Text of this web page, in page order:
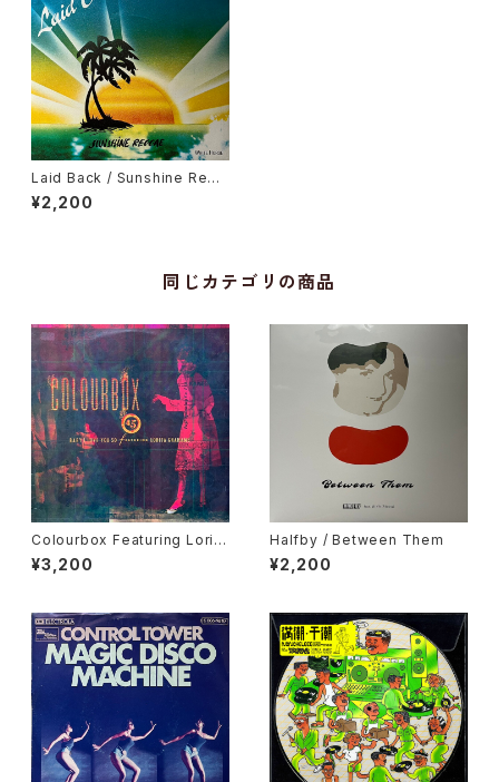
Laid Back / Sunshine Regg
ae
¥2,200
同じカテゴリの商品
Colourbox Featuring Lorita
Grahame / Baby I Love You
So
¥3,200
Halfby / Between Them
¥2,200